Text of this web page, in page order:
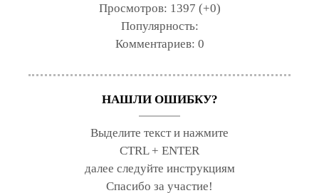
Просмотров: 1397 (+0)
Популярность:
Комментариев: 0
НАШЛИ ОШИБКУ?
Выделите текст и нажмите
CTRL + ENTER
далее следуйте инструкциям
Спасибо за участие!